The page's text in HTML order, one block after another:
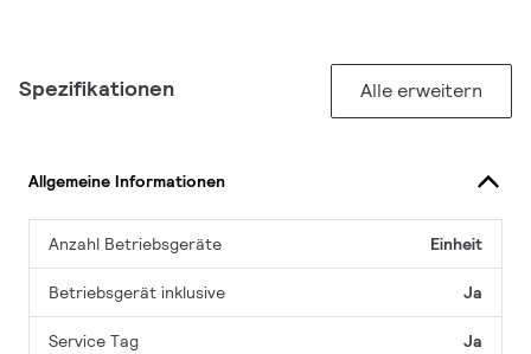
Spezifikationen Alle erweitern
Allgemeine Informationen
Anzahl Betriebsgeräte Einheit
Betriebsgerät inklusive Ja
Service Tag Ja